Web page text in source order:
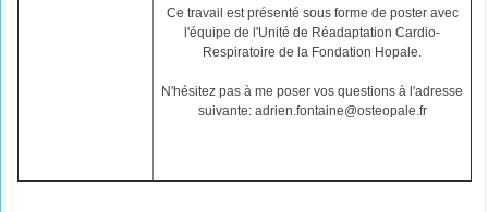
Ce travail est présenté sous forme de poster avec
l'équipe de l'Unité de Réadaptation Cardio-
Respiratoire de la Fondation Hopale.
N'hésitez pas à me poser vos questions à l'adresse
suivante: adrien.fontaine@osteopale.fr